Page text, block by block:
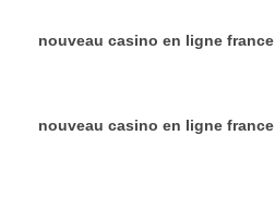
nouveau casino en ligne france
nouveau casino en ligne france